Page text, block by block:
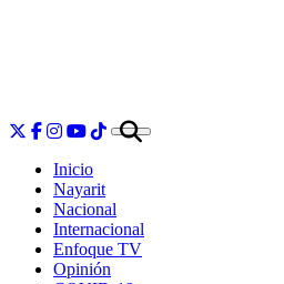
Inicio
Nayarit
Nacional
Internacional
Enfoque TV
Opinión